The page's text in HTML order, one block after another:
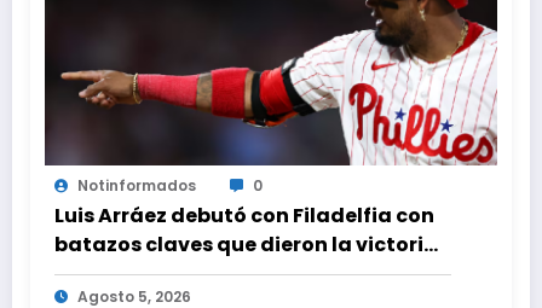
Notinformados 0
Luis Arráez debutó con Filadelfia con
batazos claves que dieron la victoria
ante Nacionales
Agosto 5, 2026